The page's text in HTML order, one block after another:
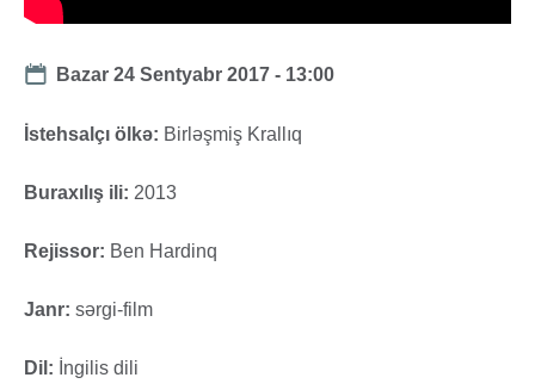
Date
Bazar 24 Sentyabr 2017 - 13:00
İstehsalçı ölkə: Birləşmiş Krallıq
Buraxılış ili: 2013
Rejissor: Ben Hardinq
Janr: sərgi-film
Dil: İngilis dili